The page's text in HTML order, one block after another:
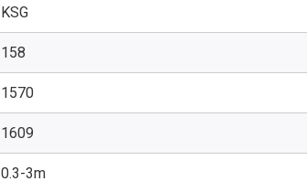
KSG
158
1570
1609
0.3-3m